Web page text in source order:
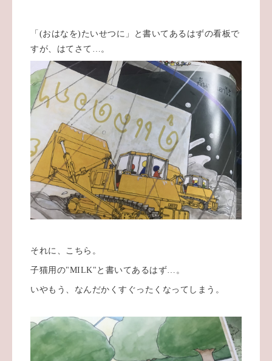
「(おはなを)たいせつに」と書いてあるはずの看板で
すが、はてさて…。
それに、こちら。
子猫用の"MILK"と書いてあるはず…。
いやもう、なんだかくすぐったくなってしまう。